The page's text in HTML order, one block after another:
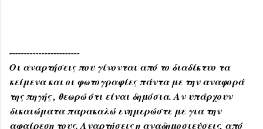
------------------------
Οι αναρτήσεις που γίνονται από το διαδίκτυο τα
κείμενα και οι φωτογραφίες πάντα με την αναφορά
της πηγής , θεωρώ ότι είναι δημόσια. Αν υπάρχουν
δικαιώματα παρακαλώ ενημερώστε με για την
αφαίρεση τους. Αναρτήσεις η αναδημοσιεύσεις, από